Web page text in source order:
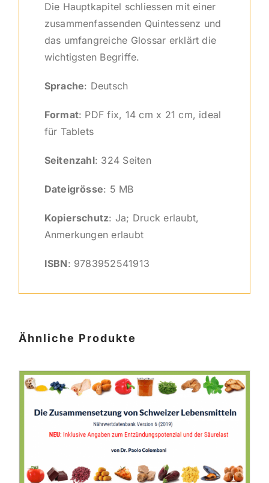
Die Hauptkapitel schliessen mit einer
zusammenfassenden Quintessenz und
das umfangreiche Glossar erklärt die
wichtigsten Begriffe.
Sprache: Deutsch
Format: PDF fix, 14 cm x 21 cm, ideal
für Tablets
Seitenzahl: 324 Seiten
Dateigrösse: 5 MB
Kopierschutz: Ja; Druck erlaubt,
Anmerkungen erlaubt
ISBN: 9783952541913
Ähnliche Produkte